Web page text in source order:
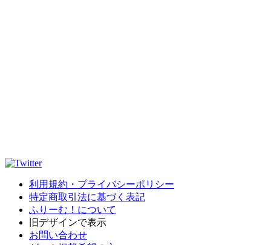
利用規約・プライバシーポリシー
特定商取引法に基づく表記
ふりーむ！について
旧デザインで表示
お問い合わせ